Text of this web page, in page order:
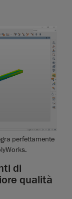
perfettamente
di
qualità